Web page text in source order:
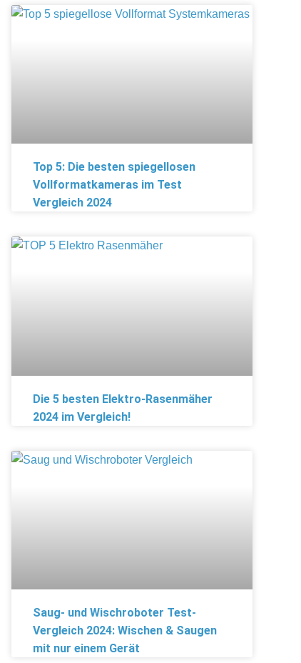
Top 5: Die besten spiegellosen
Vollformatkameras im Test
Vergleich 2024
Die 5 besten Elektro-Rasenmäher
2024 im Vergleich!
Saug- und Wischroboter Test-
Vergleich 2024: Wischen & Saugen
mit nur einem Gerät